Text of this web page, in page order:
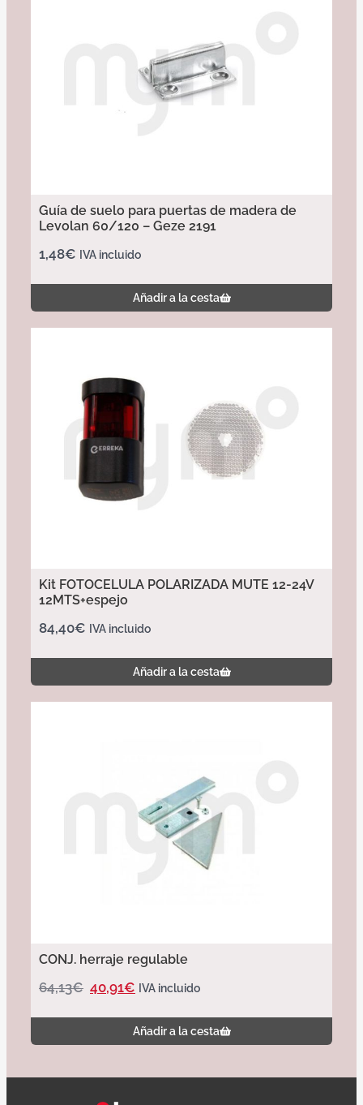
Guía de suelo para puertas de madera de
Levolan 60/120 – Geze 2191
1,48€ IVA incluido
Añadir a la cesta
Kit FOTOCELULA POLARIZADA MUTE 12-24V
12MTS+espejo
84,40€ IVA incluido
Añadir a la cesta
CONJ. herraje regulable
64,13€ 40,91€ IVA incluido
Añadir a la cesta